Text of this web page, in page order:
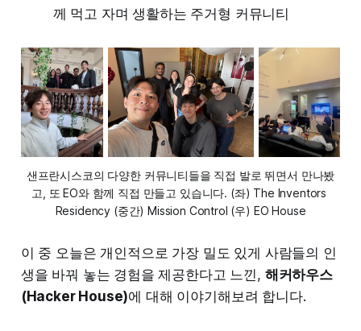
께 먹고 자며 생활하는 주거형 커뮤니티
샌프란시스코의 다양한 커뮤니티들을 직접 발로 뛰면서 만나봤
고, 또 EO와 함께 직접 만들고 있습니다. (좌) The Inventors
Residency (중간) Mission Control (우) EO House
이 중 오늘은 개인적으로 가장 밀도 있게 사람들의 인
생을 바꿔 놓는 경험을 제공한다고 느낀, 해커하우스
(Hacker House)에 대해 이야기해보려 합니다.